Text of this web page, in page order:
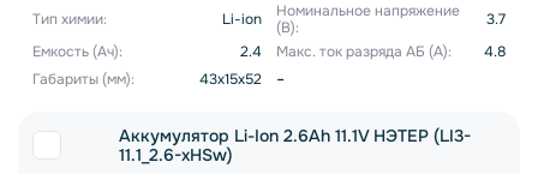
Тип химии: Li-ion
Номинальное напряжение
(В):
3.7
Емкость (Ач):
2.4 Макс. ток разряда АБ (А):
4.8
Габариты (мм):
43x15x52 -
Аккумулятор Li-Ion 2.6Ah 11.1V НЭТЕР (LI3-
11.1_2.6-xHSw)